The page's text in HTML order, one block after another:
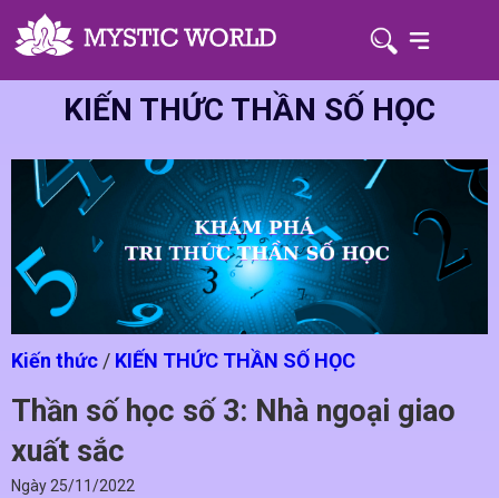
KIẾN THỨC THẦN SỐ HỌC
Kiến thức / KIẾN THỨC THẦN SỐ HỌC
Thần số học số 3: Nhà ngoại giao
xuất sắc
Ngày25/11/2022